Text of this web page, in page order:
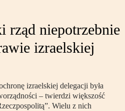
rząd niepotrzebnie
izraelskiej
izraelskiej delegacji była
– twierdzi większość
Wielu z nich